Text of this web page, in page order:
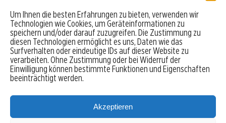
Um Ihnen die besten Erfahrungen zu bieten, verwenden wir
Technologien wie Cookies, um Geräteinformationen zu
speichern und/oder darauf zuzugreifen. Die Zustimmung zu
diesen Technologien ermöglicht es uns, Daten wie das
Surfverhalten oder eindeutige IDs auf dieser Website zu
verarbeiten. Ohne Zustimmung oder bei Widerruf der
Einwilligung können bestimmte Funktionen und Eigenschaften
beeinträchtigt werden.
Akzeptieren
Robo-Advisor vergleichen
Depotvergleich
Festgeld vergleichen
Tagesgeld vergleichen